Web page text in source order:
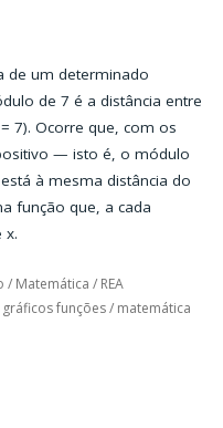
de um determinado
de 7 é a distância entre
7). Ocorre que, com os
— isto é, o módulo
à mesma distância do
função que, a cada
x.
/ Matemática / REA
gráficos funções/ matemática